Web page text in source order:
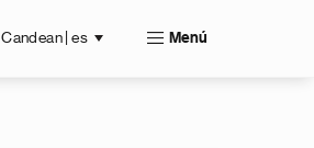
Candean | es Menú